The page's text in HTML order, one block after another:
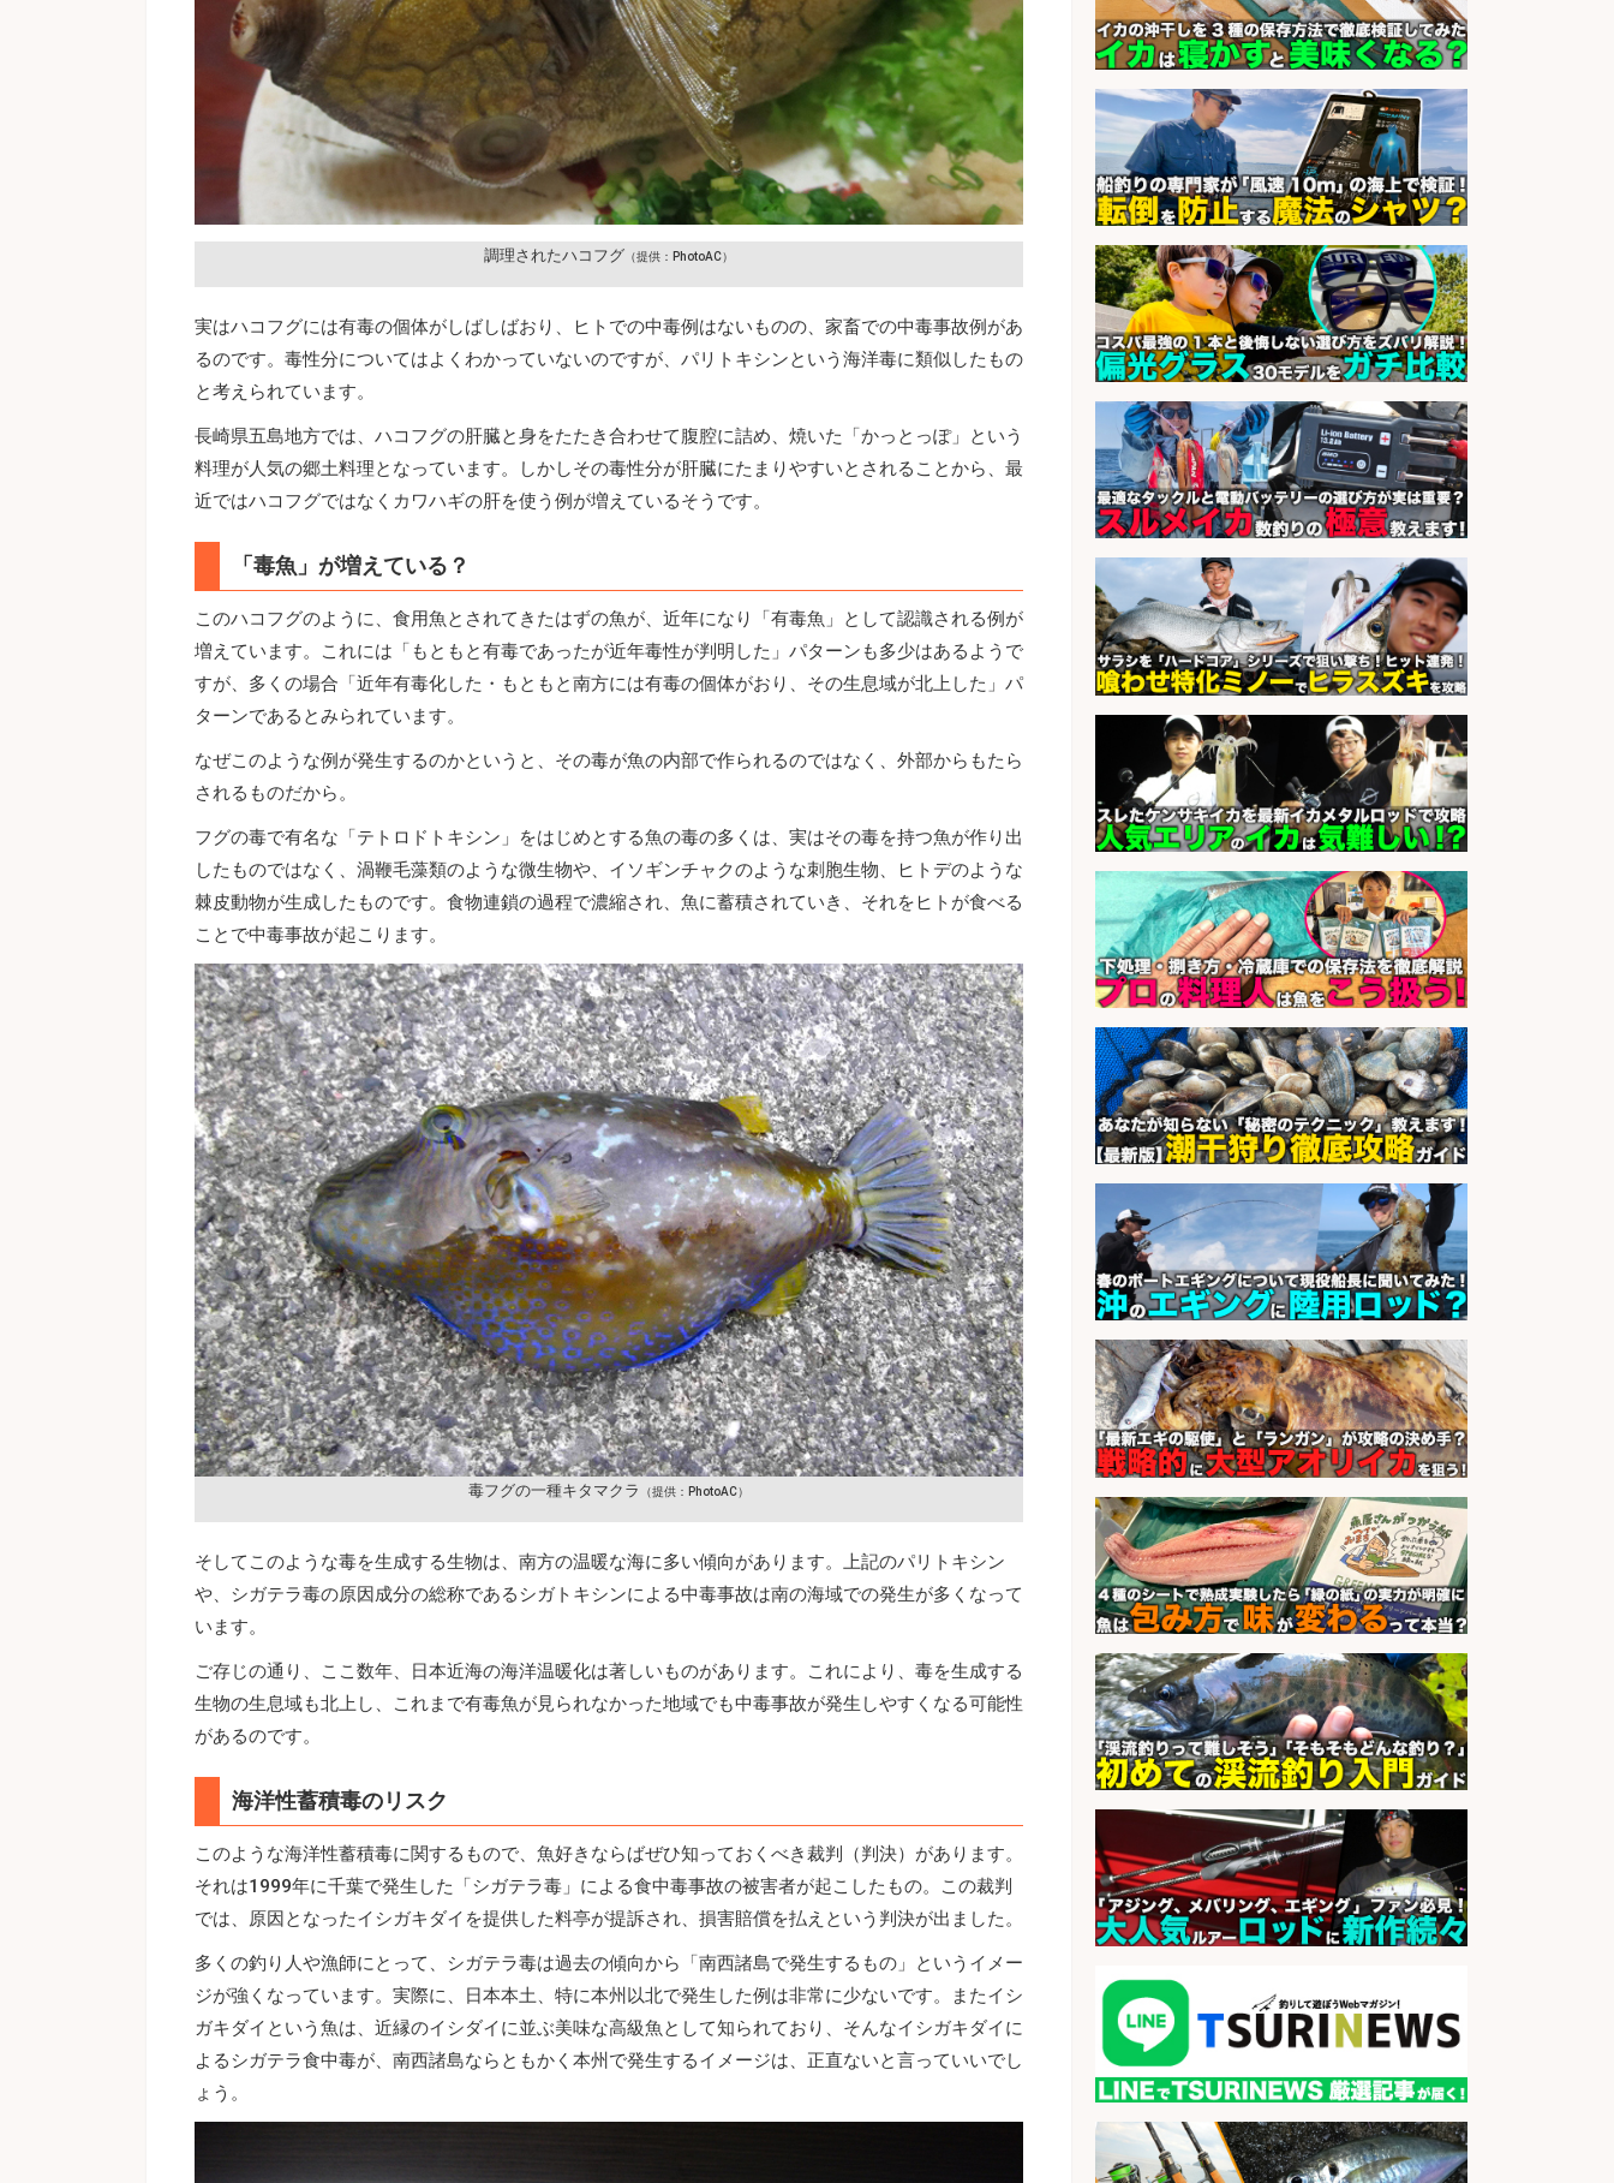
調理されたハコフグ （提供：PhotoAC）
実はハコフグには有毒の個体がしばしばおり、ヒトでの中毒例はないものの、家畜での中毒事故例があ
るのです。毒性分についてはよくわかっていないのですが、パリトキシンという海洋毒に類似したもの
と考えられています。
長崎県五島地方では、ハコフグの肝臓と身をたたき合わせて腹腔に詰め、焼いた「かっとっぽ」という
料理が人気の郷土料理となっています。しかしその毒性分が肝臓にたまりやすいとされることから、最
近ではハコフグではなくカワハギの肝を使う例が増えているそうです。
「毒魚」が増えている？
このハコフグのように、食用魚とされてきたはずの魚が、近年になり「有毒魚」として認識される例が
増えています。これには「もともと有毒であったが近年毒性が判明した」パターンも多少はあるようで
すが、多くの場合「近年有毒化した・もともと南方には有毒の個体がおり、その生息域が北上した」パ
ターンであるとみられています。
なぜこのような例が発生するのかというと、その毒が魚の内部で作られるのではなく、外部からもたら
されるものだから。
フグの毒で有名な「テトロドトキシン」をはじめとする魚の毒の多くは、実はその毒を持つ魚が作り出
したものではなく、渦鞭毛藻類のような微生物や、イソギンチャクのような刺胞生物、ヒトデのような
棘皮動物が生成したものです。食物連鎖の過程で濃縮され、魚に蓄積されていき、それをヒトが食べる
ことで中毒事故が起こります。
毒フグの一種キタマクラ （提供：PhotoAC）
そしてこのような毒を生成する生物は、南方の温暖な海に多い傾向があります。上記のパリトキシン
や、シガテラ毒の原因成分の総称であるシガトキシンによる中毒事故は南の海域での発生が多くなって
います。
ご存じの通り、ここ数年、日本近海の海洋温暖化は著しいものがあります。これにより、毒を生成する
生物の生息域も北上し、これまで有毒魚が見られなかった地域でも中毒事故が発生しやすくなる可能性
があるのです。
海洋性蓄積毒のリスク
このような海洋性蓄積毒に関するもので、魚好きならばぜひ知っておくべき裁判（判決）があります。
それは1999年に千葉で発生した「シガテラ毒」による食中毒事故の被害者が起こしたもの。この裁判
では、原因となったイシガキダイを提供した料亭が提訴され、損害賠償を払えという判決が出ました。
多くの釣り人や漁師にとって、シガテラ毒は過去の傾向から「南西諸島で発生するもの」というイメー
ジが強くなっています。実際に、日本本土、特に本州以北で発生した例は非常に少ないです。またイシ
ガキダイという魚は、近縁のイシダイに並ぶ美味な高級魚として知られており、そんなイシガキダイに
よるシガテラ食中毒が、南西諸島ならともかく本州で発生するイメージは、正直ないと言っていいでし
ょう。
間
会社名 オーケー株式会社
sponsored by 求人ボックス
ホールスタッフ/20代～30代が活躍
中/高時給 週3日～OK お肉・お魚料
理のキッチンスタッフ@西武池袋/
東京都/豊島区
会社名 株式会社ディンプル
sponsored by 求人ボックス
レジカウンター/お釣りの計算不要
の簡単レジ 未経験も安心の研修あり
1日2h
会社名 オーケー株式会社
sponsored by 求人ボックス
さらに求人情報を見る